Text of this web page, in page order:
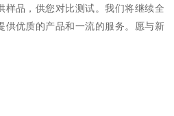
样品，供您对比测试。我们将继续全
供优质的产品和一流的服务。愿与新